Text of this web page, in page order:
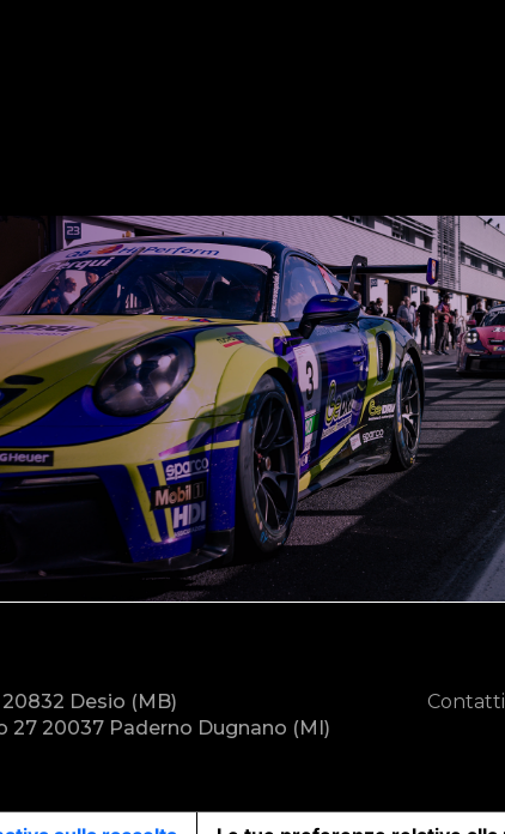
20832 Desio (MB)
27 20037 Paderno Dugnano (MI)
Contatti